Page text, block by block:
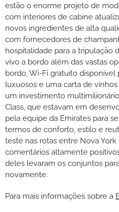
estão o enorme projeto de
com interiores de cabine
novos ingredientes de alta
com fornecedores de
hospitalidade para a tripulação
vivo a bordo além das vastas
bordo, Wi-Fi gratuito disponível
luxuosos e uma carta de
um investimento
Class, que estavam em
pela equipe da Emirates para
termos de conforto, estilo e
teste nas rotas entre Nova
comentários altamente
deles levaram os conjuntos
novamente.
Para mais informações sobre a